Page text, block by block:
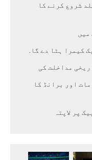
شروع کرنے کا
میں
مداخلت کی
کپ 2027 کے مقامات اور برانڈ کا